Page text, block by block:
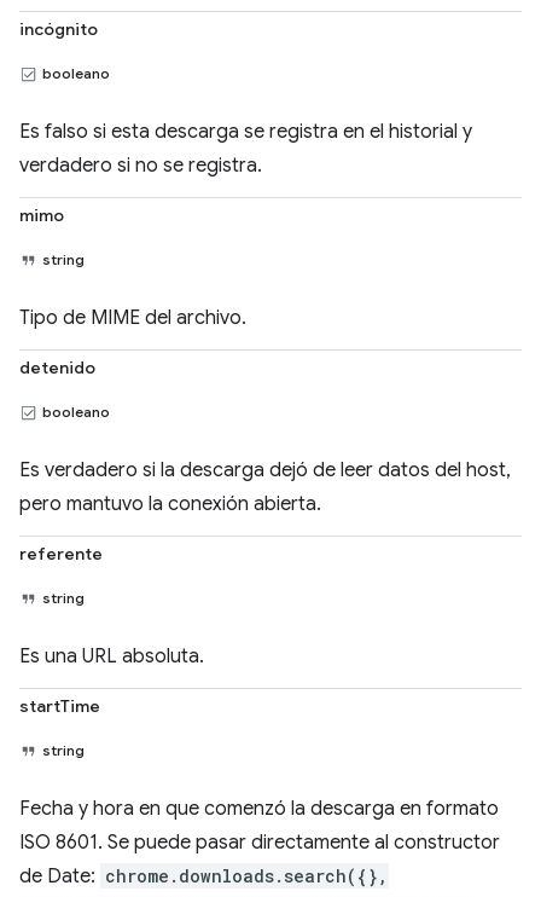
incógnito
booleano
Es falso si esta descarga se registra en el historial y
verdadero si no se registra.
mimo
string
Tipo de MIME del archivo.
detenido
booleano
Es verdadero si la descarga dejó de leer datos del host,
pero mantuvo la conexión abierta.
referente
string
Es una URL absoluta.
startTime
string
Fecha y hora en que comenzó la descarga en formato
ISO 8601. Se puede pasar directamente al constructor
de Date: chrome.downloads.search({},